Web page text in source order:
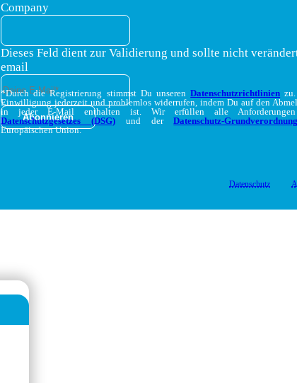
Company
Dieses Feld dient zur Validierung und sollte nicht
email
*Durch die Registrierung stimmst Du unserenDatenschutzrichtlinien
Einwilligung jederzeit und problemlos widerrufen, indem Du auf den
in jeder E-Mail enthalten ist. Wir erfüllen alle
Datenschutzgesetzes (DSG)und derDatenschutz-
Europäischen Union.
Datenschutz